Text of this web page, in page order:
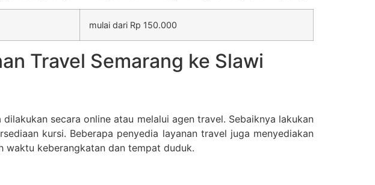
mulai dari Rp 150.000
Travel Semarang ke Slawi
secara online atau melalui agen travel. Sebaiknya lakukan
kursi. Beberapa penyedia layanan travel juga menyediakan
waktu keberangkatan dan tempat duduk.